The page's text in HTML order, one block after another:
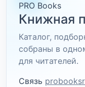
PRO Books
Книжная
Каталог,
собраны в
для читателей.
Связь